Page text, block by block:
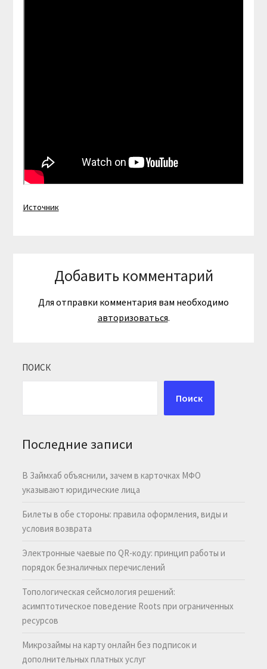
Источник
Добавить комментарий
Для отправки комментария вам необходимо
авторизоваться.
ПОИСК
Поиск
Последние записи
В Займхаб объяснили, зачем в карточках МФО
указывают юридические лица
Билеты в обе стороны: правила оформления, виды и
условия возврата
Электронные чаевые по QR-коду: принцип работы и
порядок безналичных перечислений
Топологическая сейсмология решений:
асимптотическое поведение Roots при ограниченных
ресурсов
Микрозаймы на карту онлайн без подписок и
дополнительных платных услуг